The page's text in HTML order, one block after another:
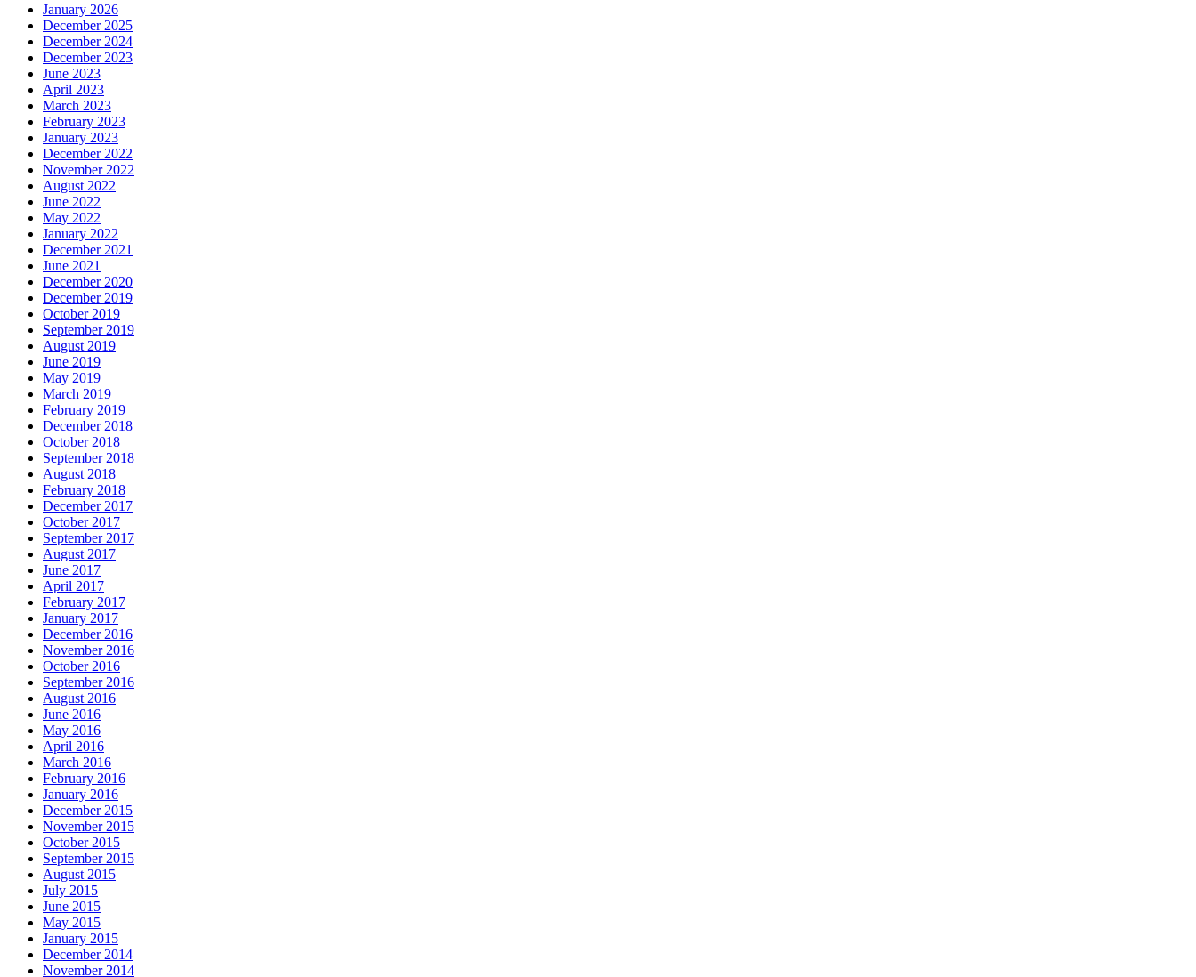
January 2026
December 2025
December 2024
December 2023
June 2023
April 2023
March 2023
February 2023
January 2023
December 2022
November 2022
August 2022
June 2022
May 2022
January 2022
December 2021
June 2021
December 2020
December 2019
October 2019
September 2019
August 2019
June 2019
May 2019
March 2019
February 2019
December 2018
October 2018
September 2018
August 2018
February 2018
December 2017
October 2017
September 2017
August 2017
June 2017
April 2017
February 2017
January 2017
December 2016
November 2016
October 2016
September 2016
August 2016
June 2016
May 2016
April 2016
March 2016
February 2016
January 2016
December 2015
November 2015
October 2015
September 2015
August 2015
July 2015
June 2015
May 2015
January 2015
December 2014
November 2014